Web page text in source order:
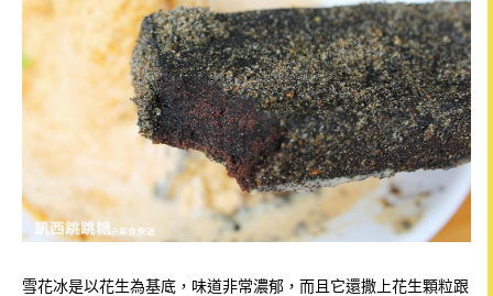
雪花冰是以花生為基底，味道非常濃郁，而且它還撒上花生顆粒跟